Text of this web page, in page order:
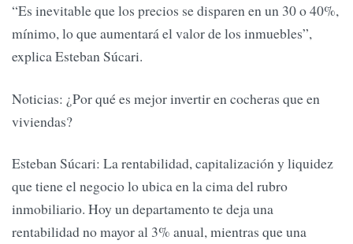
“Es inevitable que los precios se disparen en un 30 o 40%,
mínimo, lo que aumentará el valor de los inmuebles”,
explica Esteban Súcari.
Noticias: ¿Por qué es mejor invertir en cocheras que en
viviendas?
Esteban Súcari: La rentabilidad, capitalización y liquidez
que tiene el negocio lo ubica en la cima del rubro
inmobiliario. Hoy un departamento te deja una
rentabilidad no mayor al 3% anual, mientras que una